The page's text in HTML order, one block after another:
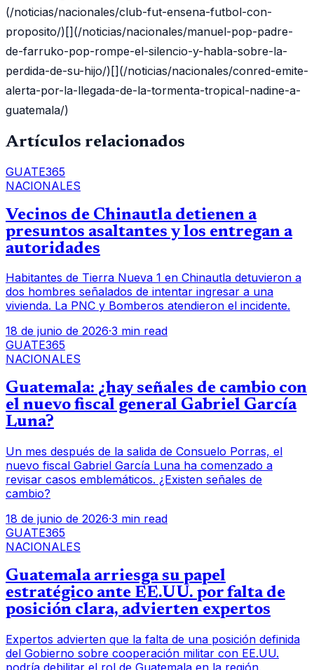
(/noticias/nacionales/club-fut-ensena-futbol-con-
proposito/)[](/noticias/nacionales/manuel-pop-padre-
de-farruko-pop-rompe-el-silencio-y-habla-sobre-la-
perdida-de-su-hijo/)[](/noticias/nacionales/conred-emite-
alerta-por-la-llegada-de-la-tormenta-tropical-nadine-a-
guatemala/)
Artículos relacionados
GUATE365
NACIONALES
Vecinos de Chinautla detienen a
presuntos asaltantes y los entregan a
autoridades
Habitantes de Tierra Nueva 1 en Chinautla detuvieron a
dos hombres señalados de intentar ingresar a una
vivienda. La PNC y Bomberos atendieron el incidente.
18 de junio de 2026·3 min read
GUATE365
NACIONALES
Guatemala: ¿hay señales de cambio con
el nuevo fiscal general Gabriel García
Luna?
Un mes después de la salida de Consuelo Porras, el
nuevo fiscal Gabriel García Luna ha comenzado a
revisar casos emblemáticos. ¿Existen señales de
cambio?
18 de junio de 2026·3 min read
GUATE365
NACIONALES
Guatemala arriesga su papel
estratégico ante EE.UU. por falta de
posición clara, advierten expertos
Expertos advierten que la falta de una posición definida
del Gobierno sobre cooperación militar con EE.UU.